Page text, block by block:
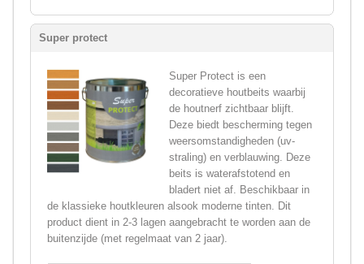
Super protect
Super Protect is een
decoratieve houtbeits waarbij
de houtnerf zichtbaar blijft.
Deze biedt bescherming tegen
weersomstandigheden (uv-
straling) en verblauwing. Deze
beits is waterafstotend en
bladert niet af. Beschikbaar in
de klassieke houtkleuren alsook moderne tinten. Dit
product dient in 2-3 lagen aangebracht te worden aan de
buitenzijde (met regelmaat van 2 jaar).